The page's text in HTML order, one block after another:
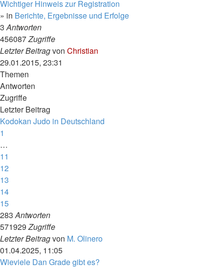
Wichtiger Hinweis zur Registration
» in Berichte, Ergebnisse und Erfolge
3Antworten
456087Zugriffe
Letzter Beitragvon Christian
29.01.2015, 23:31
Themen
Antworten
Zugriffe
Letzter Beitrag
Kodokan Judo in Deutschland
1
…
11
12
13
14
15
283Antworten
571929Zugriffe
Letzter Beitragvon M. Olinero
01.04.2025, 11:05
Wieviele Dan Grade gibt es?